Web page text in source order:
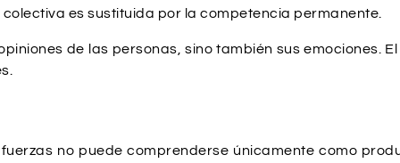
es sustituida por la competencia permanente.
de las personas, sino también sus emociones.
no puede comprenderse únicamente como